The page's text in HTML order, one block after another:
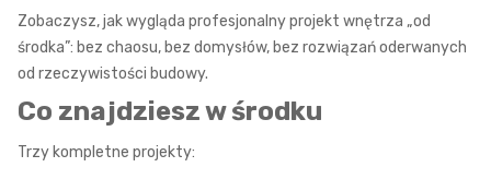
Zobaczysz, jak wygląda profesjonalny projekt wnętrza „od
środka”: bez chaosu, bez domysłów, bez rozwiązań oderwanych
od rzeczywistości budowy.
Co znajdziesz w środku
Trzy kompletne projekty: